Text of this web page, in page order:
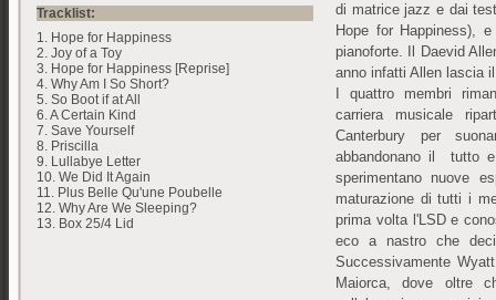
Tracklist:
1. Hope for Happiness
2. Joy of a Toy
3. Hope for Happiness [Reprise]
4. Why Am I So Short?
5. So Boot if at All
6. A Certain Kind
7. Save Yourself
8. Priscilla
9. Lullabye Letter
10. We Did It Again
11. Plus Belle Qu'une Poubelle
12. Why Are We Sleeping?
13. Box 25/4 Lid
di matrice jazz e dai
Hope for Happiness),
pianoforte. Il Daevid
anno infatti Allen lascia
I quattro membri
carriera musicale
Canterbury per
abbandonano il tutto
sperimentano nuove
maturazione di tutti i
prima volta l'LSD e
eco a nastro che
Successivamente
Maiorca, dove oltre